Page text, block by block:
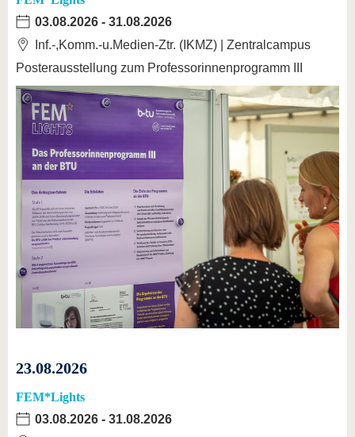
03.08.2026 - 31.08.2026
Inf.-,Komm.-u.Medien-Ztr. (IKMZ) | Zentralcampus
Posterausstellung zum Professorinnenprogramm III
23.08.2026
FEM*Lights
03.08.2026 - 31.08.2026